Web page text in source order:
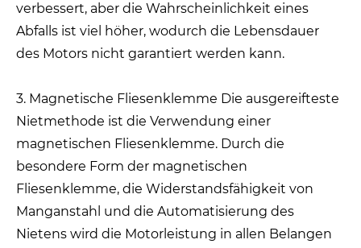
verbessert, aber die Wahrscheinlichkeit eines
Abfalls ist viel höher, wodurch die Lebensdauer
des Motors nicht garantiert werden kann.
3. Magnetische Fliesenklemme Die ausgereifteste
Nietmethode ist die Verwendung einer
magnetischen Fliesenklemme. Durch die
besondere Form der magnetischen
Fliesenklemme, die Widerstandsfähigkeit von
Manganstahl und die Automatisierung des
Nietens wird die Motorleistung in allen Belangen